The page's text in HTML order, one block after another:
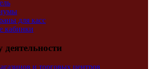
для касс
кабинки
и торговых центров